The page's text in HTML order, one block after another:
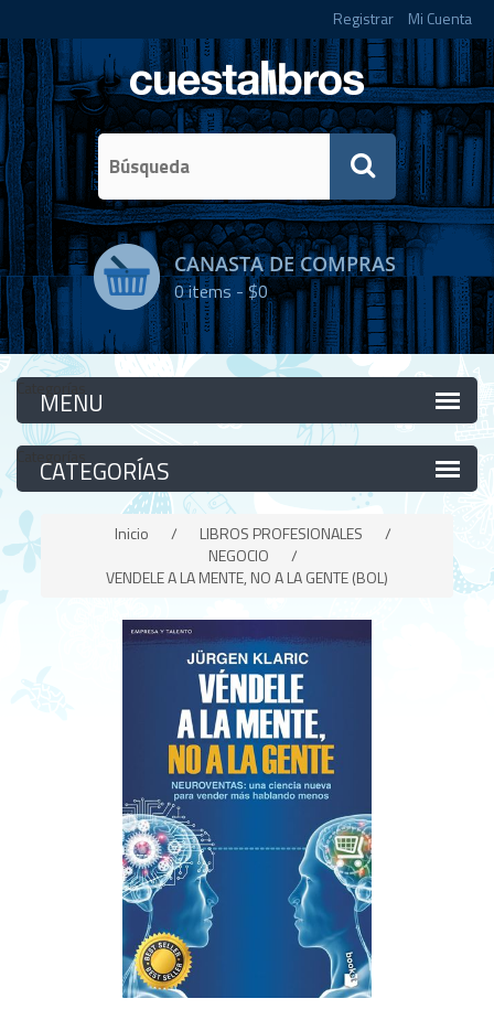
Registrar Mi Cuenta
CANASTA DE COMPRAS
0items -$0
Categorías
Categorías
Inicio / LIBROS PROFESIONALES
/
NEGOCIO
/
VENDELE A LA MENTE, NO A LA GENTE (BOL)